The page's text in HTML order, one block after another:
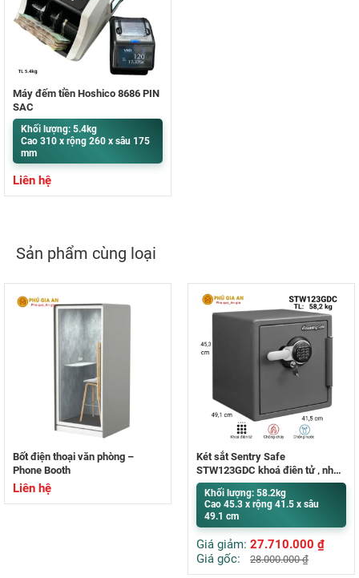
Máy đếm tiền Hoshico 8686 PIN
SẠC
Khối lượng: 5.4kg
Cao 310 x rộng 260 x sâu 175
mm
Liên hệ
Sản phẩm cùng loại
Bốt điện thoại văn phòng –
Phone Booth
Liên hệ
Két sắt Sentry Safe
STW123GDC khoá điện tử , nhập
khẩu Mỹ
Khối lượng: 58.2kg
Cao 45.3 x rộng 41.5 x sâu
49.1 cm
Giá giảm: 27.710.000 ₫
Giá gốc:
28.000.000₫